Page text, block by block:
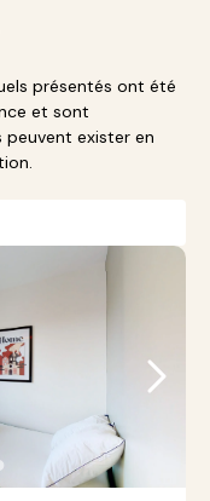
présentés ont été
et sont
peuvent exister en